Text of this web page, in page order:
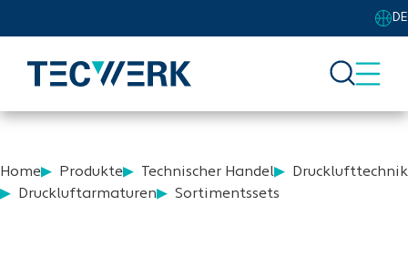
DE
Home Produkte Technischer Handel
Drucklufttechnik
Druckluftarmaturen
Sortimentssets